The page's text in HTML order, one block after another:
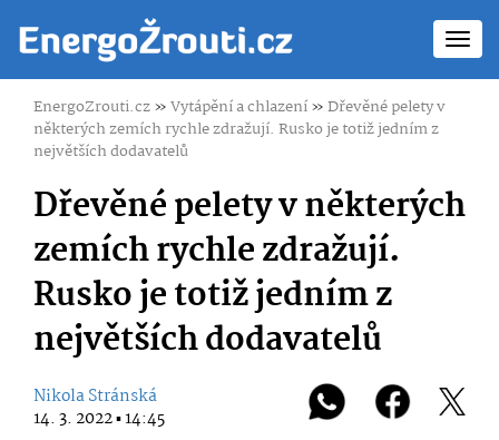
EnergoZrouti.cz»Vytápění a chlazení»Dřevěné pelety v
některých zemích rychle zdražují. Rusko je totiž jedním z
největších dodavatelů
Dřevěné pelety v některých
zemích rychle zdražují.
Rusko je totiž jedním z
největších dodavatelů
Nikola Stránská
14. 3. 2022 ▪ 14:45